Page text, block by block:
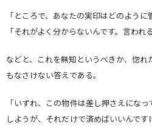
「ところで、あなたの実印はどのように
「それがよく分からないんです。言われ
などと、これを無知というべきか、惚
もなさけない答えである。
「いずれ、この物件は差し押さえにな
しようが、それだけで済めばいいんで